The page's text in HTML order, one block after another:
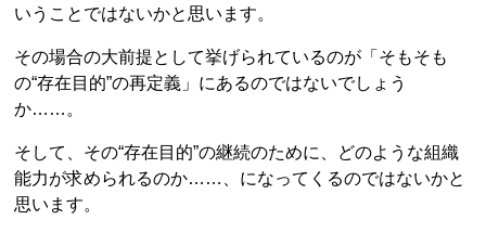
いうことではないかと思います。
その場合の大前提として挙げられているのが「そもそも
の“存在目的”の再定義」にあるのではないでしょう
か……。
そして、その“存在目的”の継続のために、どのような組織
能力が求められるのか……、になってくるのではないかと
思います。